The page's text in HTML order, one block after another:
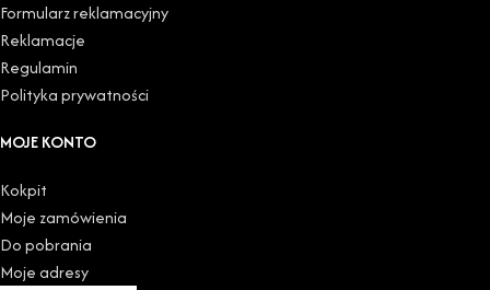
Formularz reklamacyjny
Reklamacje
Regulamin
Polityka prywatności
MOJE KONTO
Kokpit
Moje zamówienia
Do pobrania
Moje adresy